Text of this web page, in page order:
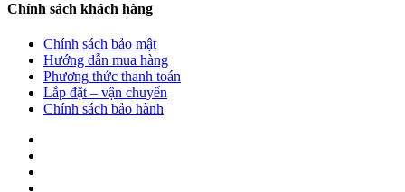
Chính sách khách hàng
Chính sách bảo mật
Hướng dẫn mua hàng
Phương thức thanh toán
Lắp đặt – vận chuyển
Chính sách bảo hành